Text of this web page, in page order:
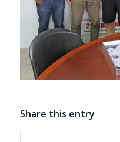
Share this entry